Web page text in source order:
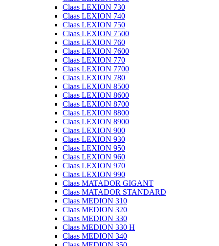
Claas LEXION 730
Claas LEXION 740
Claas LEXION 750
Claas LEXION 7500
Claas LEXION 760
Claas LEXION 7600
Claas LEXION 770
Claas LEXION 7700
Claas LEXION 780
Claas LEXION 8500
Claas LEXION 8600
Claas LEXION 8700
Claas LEXION 8800
Claas LEXION 8900
Claas LEXION 900
Claas LEXION 930
Claas LEXION 950
Claas LEXION 960
Claas LEXION 970
Claas LEXION 990
Claas MATADOR GIGANT
Claas MATADOR STANDARD
Claas MEDION 310
Claas MEDION 320
Claas MEDION 330
Claas MEDION 330 H
Claas MEDION 340